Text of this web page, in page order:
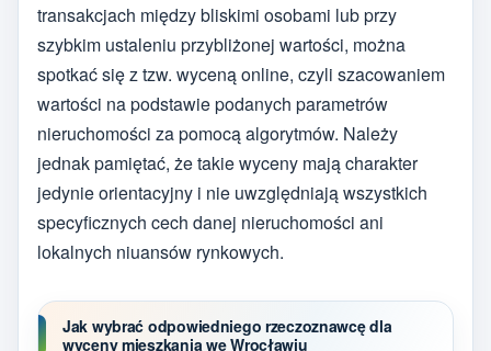
transakcjach między bliskimi osobami lub przy
szybkim ustaleniu przybliżonej wartości, można
spotkać się z tzw. wyceną online, czyli szacowaniem
wartości na podstawie podanych parametrów
nieruchomości za pomocą algorytmów. Należy
jednak pamiętać, że takie wyceny mają charakter
jedynie orientacyjny i nie uwzględniają wszystkich
specyficznych cech danej nieruchomości ani
lokalnych niuansów rynkowych.
Jak wybrać odpowiedniego rzeczoznawcę dla
wyceny mieszkania we Wrocławiu